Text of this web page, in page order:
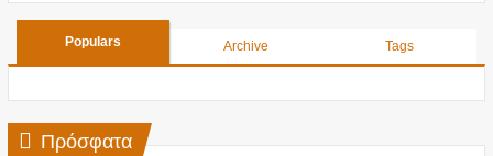
Populars Archive Tags
Πρόσφατα